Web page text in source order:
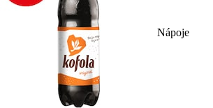
Nápoje